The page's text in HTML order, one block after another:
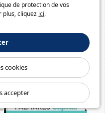
de protection de vos
plus, cliquez ici.
cookies
accepter